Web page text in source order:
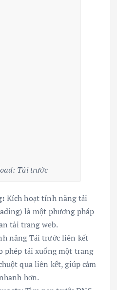
Tải trước
Kích hoạt tính năng tải
là một phương pháp
tải trang web.
năng Tải trước liên kết
phép tải xuống một trang
qua liên kết, giúp cảm
hơn.